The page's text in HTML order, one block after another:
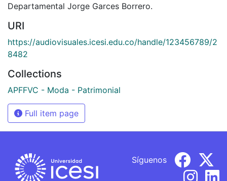
Departamental Jorge Garces Borrero.
URI
https://audiovisuales.icesi.edu.co/handle/123456789/2
8482
Collections
APFFVC - Moda - Patrimonial
Full item page
Síguenos